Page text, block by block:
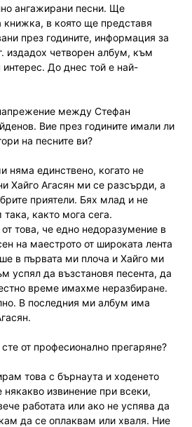
ангажирани песни. Ще
книжка, в която ще представя
през годините, информация за
издадох четворен албум, към
До днес той е най-
между Стефан
Вие през годините имали ли
на песните ви?
единствено, когато не
Хайго Агасян ми се разсърди, а
приятели. Бях млад и не
както мога сега.
това, че едно недоразумение в
на маестрото от широката лента
в първата ми плоча и Хайго ми
успял да възстановя песента, да
време имахме неразбиране.
В последния ми албум има
от професионално прегаряне?
това с бърнаута и ходенето
някакво извинение при всеки,
работата или ако не успява да
да се оплаквам или хваля. Ние